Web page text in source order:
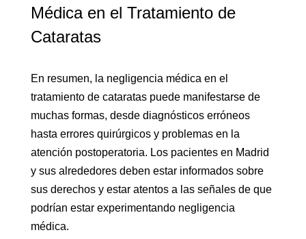
Médica en el Tratamiento de
Cataratas
En resumen, la negligencia médica en el
tratamiento de cataratas puede manifestarse de
muchas formas, desde diagnósticos erróneos
hasta errores quirúrgicos y problemas en la
atención postoperatoria. Los pacientes en Madrid
y sus alrededores deben estar informados sobre
sus derechos y estar atentos a las señales de que
podrían estar experimentando negligencia
médica.